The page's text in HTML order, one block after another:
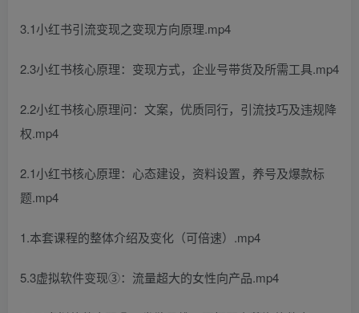
3.1小红书引流变现之变现方向原理.mp4
2.3小红书核心原理：变现方式，企业号带货及所需工具.mp4
2.2小红书核心原理问：文案，优质同行，引流技巧及违规降
权.mp4
2.1小红书核心原理：心态建设，资料设置，养号及爆款标
题.mp4
1.本套课程的整体介绍及变化（可倍速）.mp4
5.3虚拟软件变现③：流量超大的女性向产品.mp4